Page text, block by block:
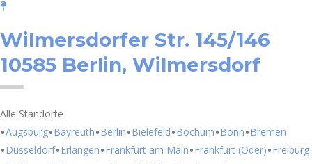
Wilmersdorfer Str. 145/146
10585 Berlin, Wilmersdorf
Alle Standorte
Augsburg Bayreuth Berlin Bielefeld Bochum Bonn Bremen
Düsseldorf Erlangen Frankfurt am Main Frankfurt (Oder) Freiburg